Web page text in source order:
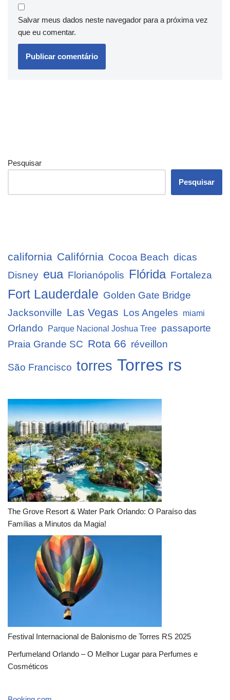
Salvar meus dados neste navegador para a próxima vez
que eu comentar.
Pesquisar
Pesquisar
california Califórnia Cocoa Beach dicas
Disney eua Florianópolis Flórida Fortaleza
Fort Lauderdale Golden Gate Bridge
Jacksonville Las Vegas Los Angeles miami
Orlando Parque Nacional Joshua Tree passaporte
Praia Grande SC Rota 66 réveillon
São Francisco torres Torres rs
The Grove Resort & Water Park Orlando: O Paraíso das
Famílias a Minutos da Magia!
Festival Internacional de Balonismo de Torres RS 2025
Perfumeland Orlando – O Melhor Lugar para Perfumes e
Cosméticos